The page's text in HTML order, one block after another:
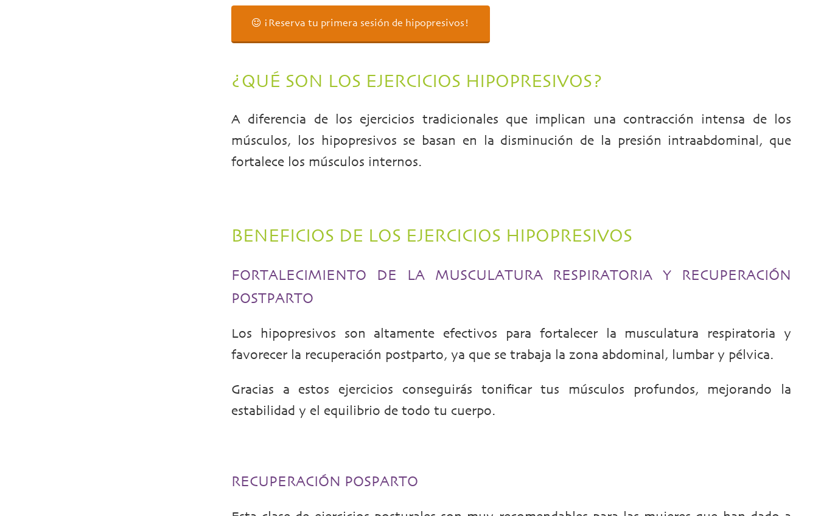
¡Reserva tu primera sesión de hipopresivos!
¿QUÉ SON LOS EJERCICIOS HIPOPRESIVOS?
A diferencia de los ejercicios tradicionales que implican una contracción intensa de los
músculos, los hipopresivos se basan en la disminución de la presión intraabdominal, que
fortalece los músculos internos.
BENEFICIOS DE LOS EJERCICIOS HIPOPRESIVOS
FORTALECIMIENTO DE LA MUSCULATURA RESPIRATORIA Y RECUPERACIÓN
POSTPARTO
Los hipopresivos son altamente efectivos para fortalecer la musculatura respiratoria y
favorecer la recuperación postparto, ya que se trabaja la zona abdominal, lumbar y pélvica.
Gracias a estos ejercicios conseguirás tonificar tus músculos profundos, mejorando la
estabilidad y el equilibrio de todo tu cuerpo.
RECUPERACIÓN POSPARTO